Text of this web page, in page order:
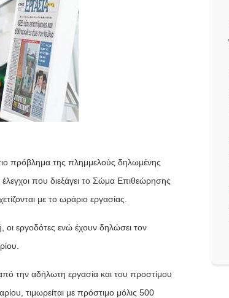
πρόβλημα της πλημμελούς δηλωμένης
που διεξάγει το Σώμα Επιθεώρησης
με το ωράριο εργασίας.
εργοδότες ενώ έχουν δηλώσει τον
την αδήλωτη εργασία και του προστίμου
τιμωρείται με πρόστιμο μόλις 500